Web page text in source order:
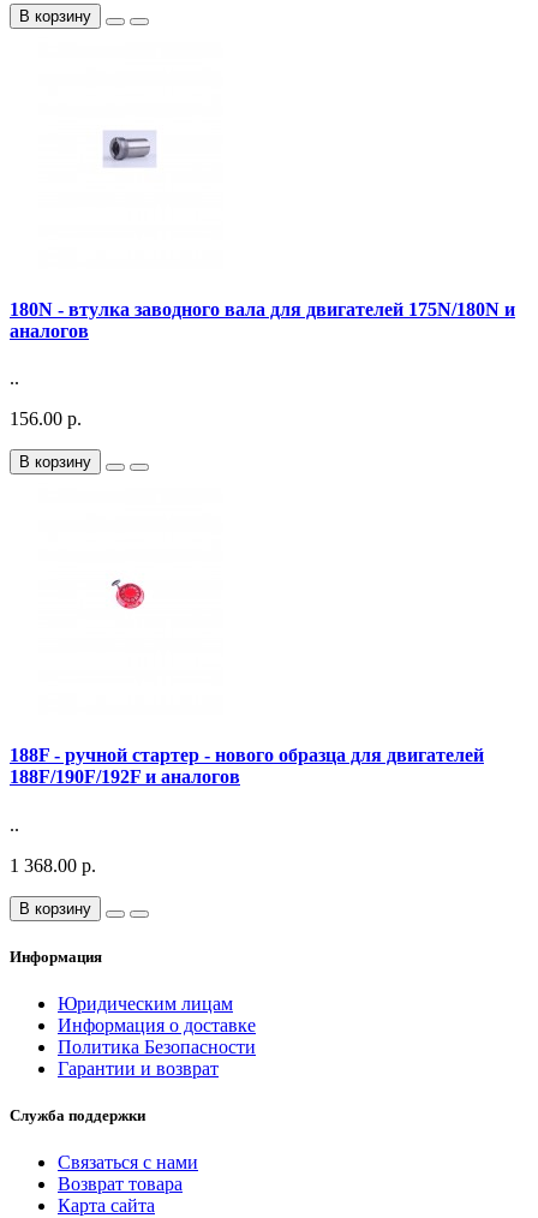
В корзину
180N - втулка заводного вала для двигателей 175N/180N и
аналогов
..
156.00 р.
В корзину
188F - ручной стартер - нового образца для двигателей
188F/190F/192F и аналогов
..
1 368.00 р.
В корзину
Информация
Юридическим лицам
Информация о доставке
Политика Безопасности
Гарантии и возврат
Служба поддержки
Связаться с нами
Возврат товара
Карта сайта